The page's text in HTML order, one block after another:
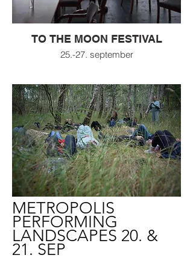
TO THE MOON FESTIVAL
25.-27. september
METROPOLIS
PERFORMING
LANDSCAPES 20. &
21. SEP